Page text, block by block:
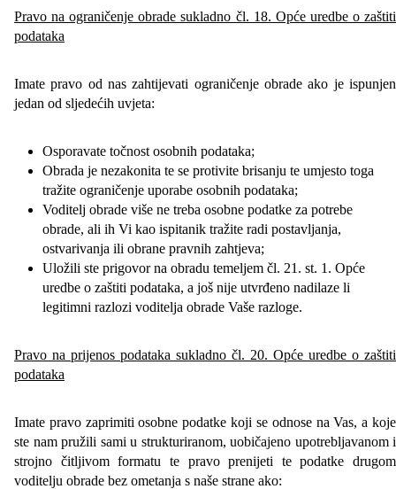
Pravo na ograničenje obrade sukladno čl. 18. Opće uredbe o zaštiti
podataka
Imate pravo od nas zahtijevati ograničenje obrade ako je ispunjen
jedan od sljedećih uvjeta:
Osporavate točnost osobnih podataka;
Obrada je nezakonita te se protivite brisanju te umjesto toga
tražite ograničenje uporabe osobnih podataka;
Voditelj obrade više ne treba osobne podatke za potrebe
obrade, ali ih Vi kao ispitanik tražite radi postavljanja,
ostvarivanja ili obrane pravnih zahtjeva;
Uložili ste prigovor na obradu temeljem čl. 21. st. 1. Opće
uredbe o zaštiti podataka, a još nije utvrđeno nadilaze li
legitimni razlozi voditelja obrade Vaše razloge.
Pravo na prijenos podataka sukladno čl. 20. Opće uredbe o zaštiti
podataka
Imate pravo zaprimiti osobne podatke koji se odnose na Vas, a koje
ste nam pružili sami u strukturiranom, uobičajeno upotrebljavanom i
strojno čitljivom formatu te pravo prenijeti te podatke drugom
voditelju obrade bez ometanja s naše strane ako: